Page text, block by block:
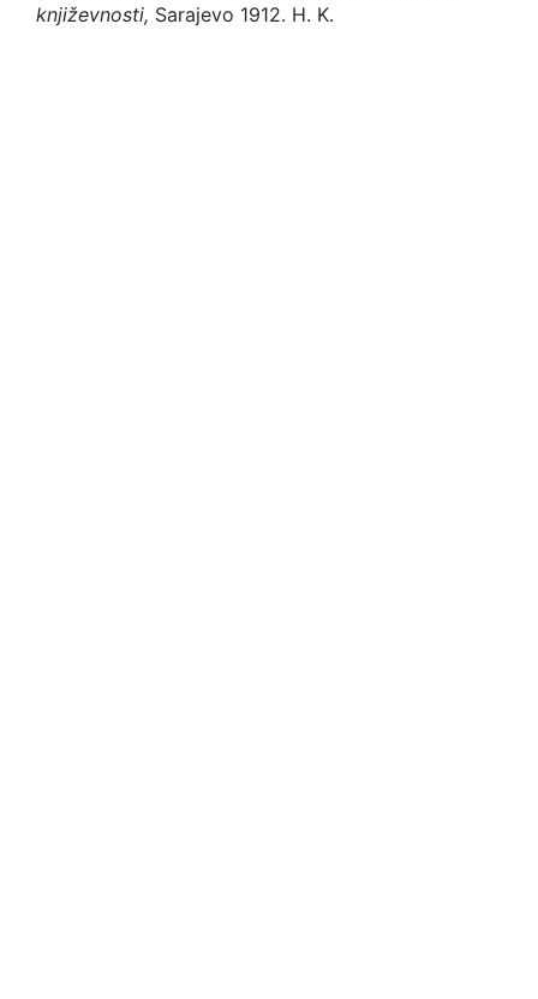
književnosti, Sarajevo 1912. H. K.